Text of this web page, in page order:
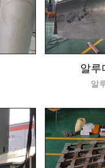
알루
알